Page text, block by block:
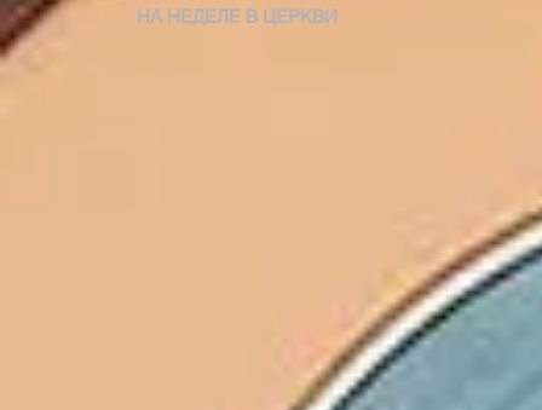
НА НЕДЕЛЕ В ЦЕРКВИ